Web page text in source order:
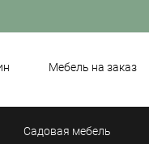
Мебель на заказ
Садовая мебель